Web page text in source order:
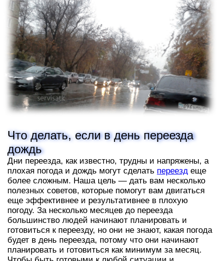
Что делать, если в день переезда
дождь
Дни переезда, как известно, трудны и напряжены, а
плохая погода и дождь могут сделать переезд еще
более сложным. Наша цель — дать вам несколько
полезных советов, которые помогут вам двигаться
еще эффективнее и результативнее в плохую
погоду. За несколько месяцев до переезда
большинство людей начинают планировать и
готовиться к переезду, но они не знают, какая погода
будет в день переезда, потому что они начинают
планировать и готовиться как минимум за месяц.